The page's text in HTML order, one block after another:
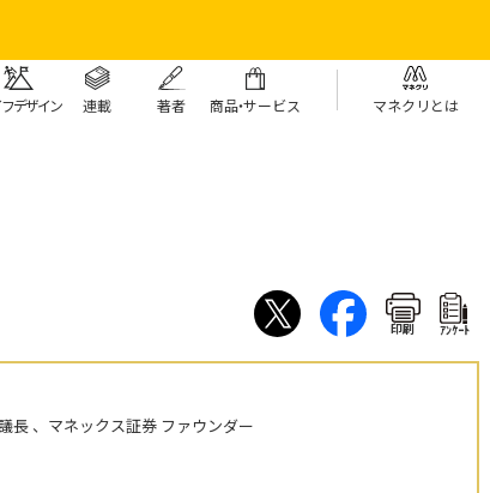
デザイン 連載 著者 商品・サービス マネクリとは
印刷 ｱﾝｹｰﾄ
長 、マネックス証券 ファウンダー